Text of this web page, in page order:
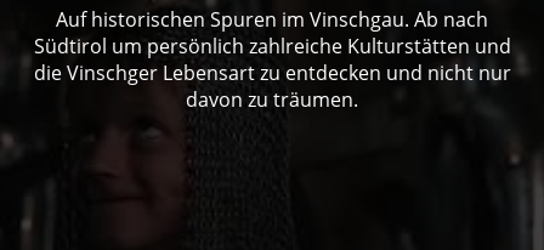
Auf historischen Spuren im Vinschgau. Ab nach
Südtirol um persönlich zahlreiche Kulturstätten und
die Vinschger Lebensart zu entdecken und nicht nur
davon zu träumen.